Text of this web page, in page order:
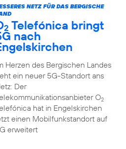
NETZ FÜR DAS BERGISCHE
2 Telefónica bringt
nach
Herzen des Bergischen Landes
ein neuer 5G-Standort ans
Der
O2
hat in Engelskirchen
einen Mobilfunkstandort auf
erweitert